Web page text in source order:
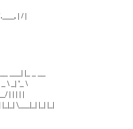
| / |
___| |_ _ __
_ \ _| '_ \
| | | | |
\___|_| |_| |_|